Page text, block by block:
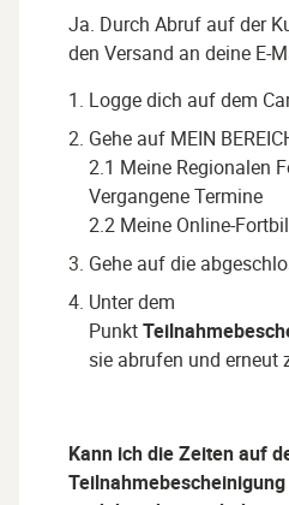
Ja. Durch Abruf auf der
den Versand an deine E-
Logge dich auf dem
Gehe auf MEIN
2.1 Meine Regionalen
Vergangene Termine
2.2 Meine Online-
Gehe auf die
Unter dem
Punkt
sie abrufen und erneut
Kann ich die Zeiten auf